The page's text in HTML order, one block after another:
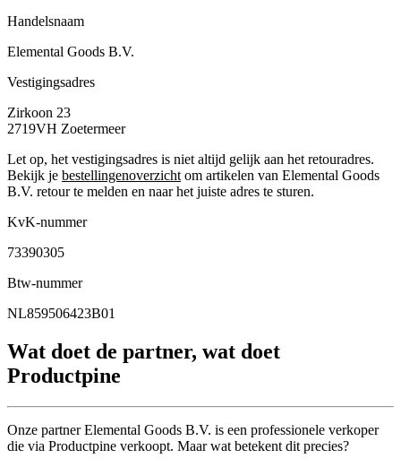
Handelsnaam
Elemental Goods B.V.
Vestigingsadres
Zirkoon 23
2719VH Zoetermeer
Let op, het vestigingsadres is niet altijd gelijk aan het retouradres.
Bekijk je bestellingenoverzicht om artikelen van Elemental Goods
B.V. retour te melden en naar het juiste adres te sturen.
KvK-nummer
73390305
Btw-nummer
NL859506423B01
Wat doet de partner, wat doet
Productpine
Onze partner Elemental Goods B.V. is een professionele verkoper
die via Productpine verkoopt. Maar wat betekent dit precies?